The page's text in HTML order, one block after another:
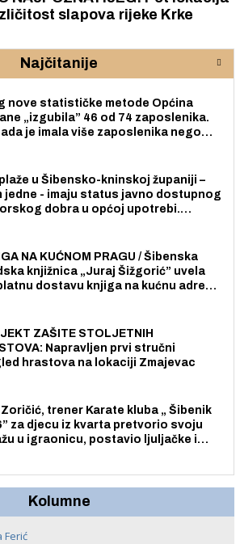
slapova rijeke Krke
Najčitanije
nove statističke metode Općina
„izgubila” 46 od 74 zaposlenika.
je imala više zaposlenika nego
u Šibensko-kninskoj županiji –
jedne - imaju status javno dostupnog
dobra u općoj upotrebi.
NA KUĆNOM PRAGU / Šibenska
knjižnica „Juraj Šižgorić” uvela
dostavu knjiga na kućnu adresu
ZAŠITE STOLJETNIH
Napravljen prvi stručni
hrastova na lokaciji Zmajevac
Zoričić, trener Karate kluba „ Šibenik
za djecu iz kvarta pretvorio svoju
u igraonicu, postavio ljuljačke i
Kolumne
Ferić